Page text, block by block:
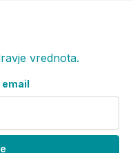
vrednota.
email